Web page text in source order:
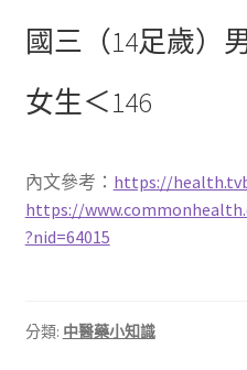
國三（14足歲）
女生＜146
內文參考： https://
https://
?nid=64015
分類: 中醫藥小知識